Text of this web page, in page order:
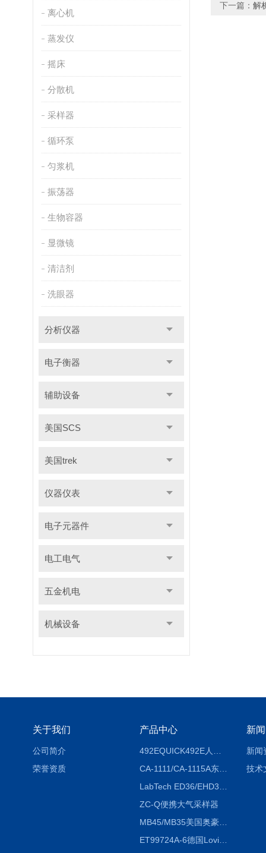
离心机
蒸发仪
摇床
分散机
采样器
循环泵
匀浆机
振荡器
生物容器
显微镜
清洁剂
洗眼器
分析仪器
电子衡器
辅助设备
美国SCS
美国trek
仪器仪表
电子元器件
电工电气
五金机电
机械设备
下一篇： 解
关于我们
公司简介
荣誉资质
产品中心
CA-1111/CA-1115A东京理化EYELA CA-1111/CA-1115A冷却水循环装置
ZC-Q便携大气采样器
MB45/MB35美国奥豪斯OHAUS MB45/MB35卤素红外水分测定仪
ET99724A-6德国Lovibond ET99724A-6微电脑BOD测定仪
新
新闻
技术